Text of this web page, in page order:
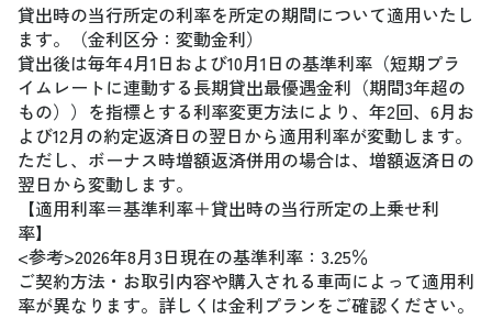
貸出時の当行所定の利率を所定の期間について適用いたし
ます。（金利区分：変動金利）
貸出後は毎年4月1日および10月1日の基準利率（短期プラ
イムレートに連動する長期貸出最優遇金利（期間3年超の
もの））を指標とする利率変更方法により、年2回、6月お
よび12月の約定返済日の翌日から適用利率が変動します。
ただし、ボーナス時増額返済併用の場合は、増額返済日の
翌日から変動します。
【適用利率＝基準利率＋貸出時の当行所定の上乗せ利
率】
<参考>2026年8月3日現在の基準利率：3.25％
ご契約方法・お取引内容や購入される車両によって適用利
率が異なります。詳しくは金利プランをご確認ください。